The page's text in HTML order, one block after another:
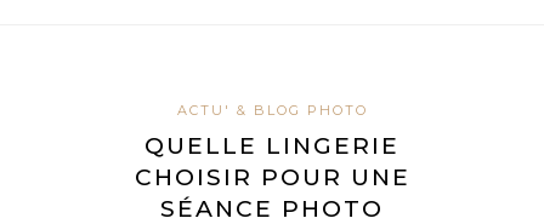
ACTU' & BLOG PHOTO
QUELLE LINGERIE
CHOISIR POUR UNE
SÉANCE PHOTO